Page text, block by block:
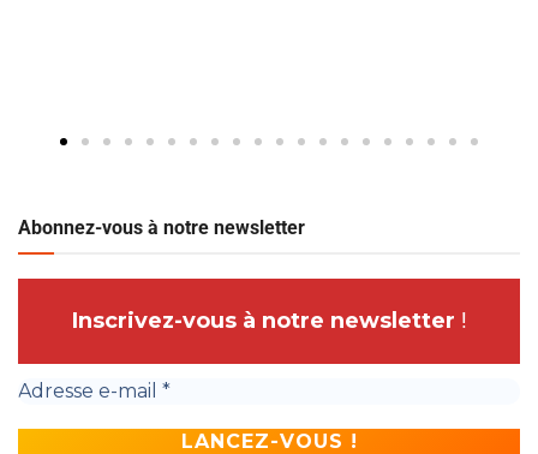
Abonnez-vous à notre newsletter
Inscrivez-vous à notre newsletter !